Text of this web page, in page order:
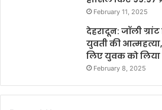
February 11, 2025
देहरादून: जॉली
युवती की
लिए युवक को लिया
February 8, 2025